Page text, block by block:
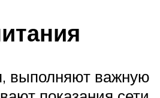
выполняют важную